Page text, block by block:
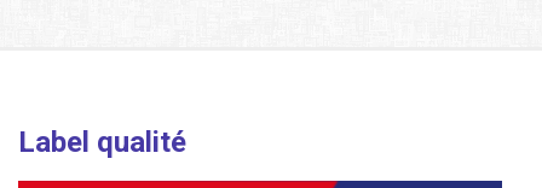
Label qualité